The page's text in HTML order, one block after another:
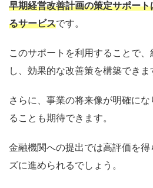
早期経営改善計画の策定サポー
るサービスです。
このサポートを利用することで
し、効果的な改善策を構築できま
さらに、事業の将来像が明確に
ることも期待できます。
金融機関への提出では高評価を
ズに進められるでしょう。